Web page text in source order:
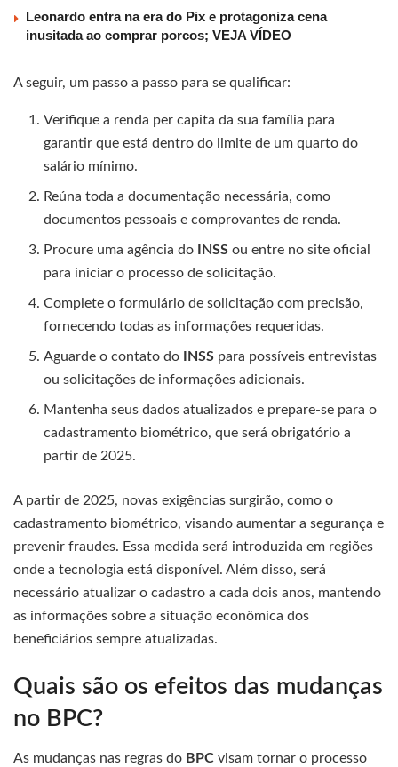
Leonardo entra na era do Pix e protagoniza cena
inusitada ao comprar porcos; VEJA VÍDEO
A seguir, um passo a passo para se qualificar:
Verifique a renda per capita da sua família para
garantir que está dentro do limite de um quarto do
salário mínimo.
Reúna toda a documentação necessária, como
documentos pessoais e comprovantes de renda.
Procure uma agência do INSSou entre no site oficial
para iniciar o processo de solicitação.
Complete o formulário de solicitação com precisão,
fornecendo todas as informações requeridas.
Aguarde o contato do INSS para possíveis entrevistas
ou solicitações de informações adicionais.
Mantenha seus dados atualizados e prepare-se para o
cadastramento biométrico, que será obrigatório a
partir de 2025.
A partir de 2025, novas exigências surgirão, como o
cadastramento biométrico, visando aumentar a segurança e
prevenir fraudes. Essa medida será introduzida em regiões
onde a tecnologia está disponível. Além disso, será
necessário atualizar o cadastro a cada dois anos, mantendo
as informações sobre a situação econômica dos
beneficiários sempre atualizadas.
Quais são os efeitos das mudanças
no BPC?
As mudanças nas regras do BPC visam tornar o processo